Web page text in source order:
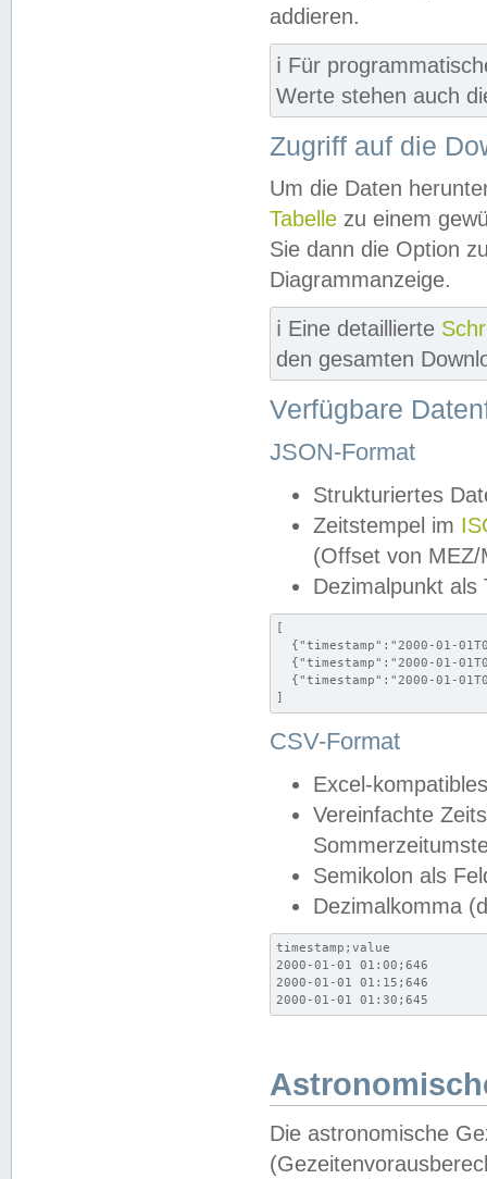
addieren.
ℹ️ Für
Werte stehen auch
Zugriff auf die
Um die Daten
Tabelle zu einem
Sie dann die Option
Diagrammanzeige.
ℹ️ Eine detaillierte
den gesamten
Verfügbare
JSON-Format
Strukturiertes
Zeitstempel im
(Offset von MEZ/
Dezimalpunkt als
[
{"timestamp":"2000-01-
{"timestamp":"2000-01-
{"timestamp":"2000-01-
]
CSV-Format
Excel-
Vereinfachte
Semikolon als
Dezimalkomma
timestamp;value
2000-01-01 01:00;646
2000-01-01 01:15;646
2000-01-01 01:30;645
Die astronomische